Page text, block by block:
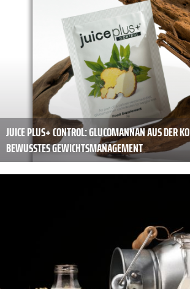
JUICE PLUS+ CONTROL: GLUCOMANNAN AUS DER
BEWUSSTES GEWICHTSMANAGEMENT